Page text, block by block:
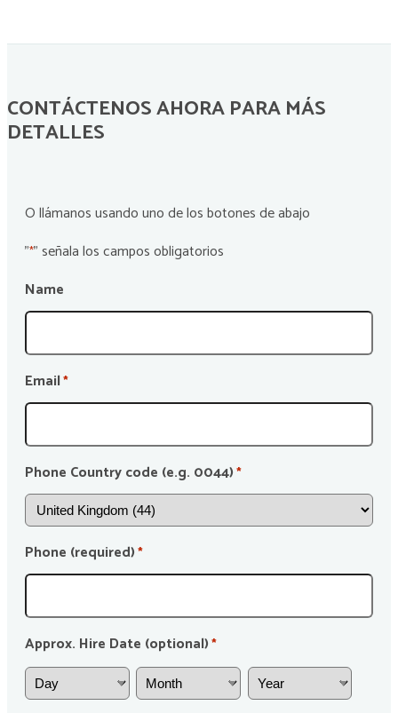
CONTÁCTENOS AHORA PARA MÁS
DETALLES
O llámanos usando uno de los botones de abajo
"*" señala los campos obligatorios
Name
Email*
Phone Country code (e.g. 0044) *
Phone (required) *
Approx. Hire Date (optional) *